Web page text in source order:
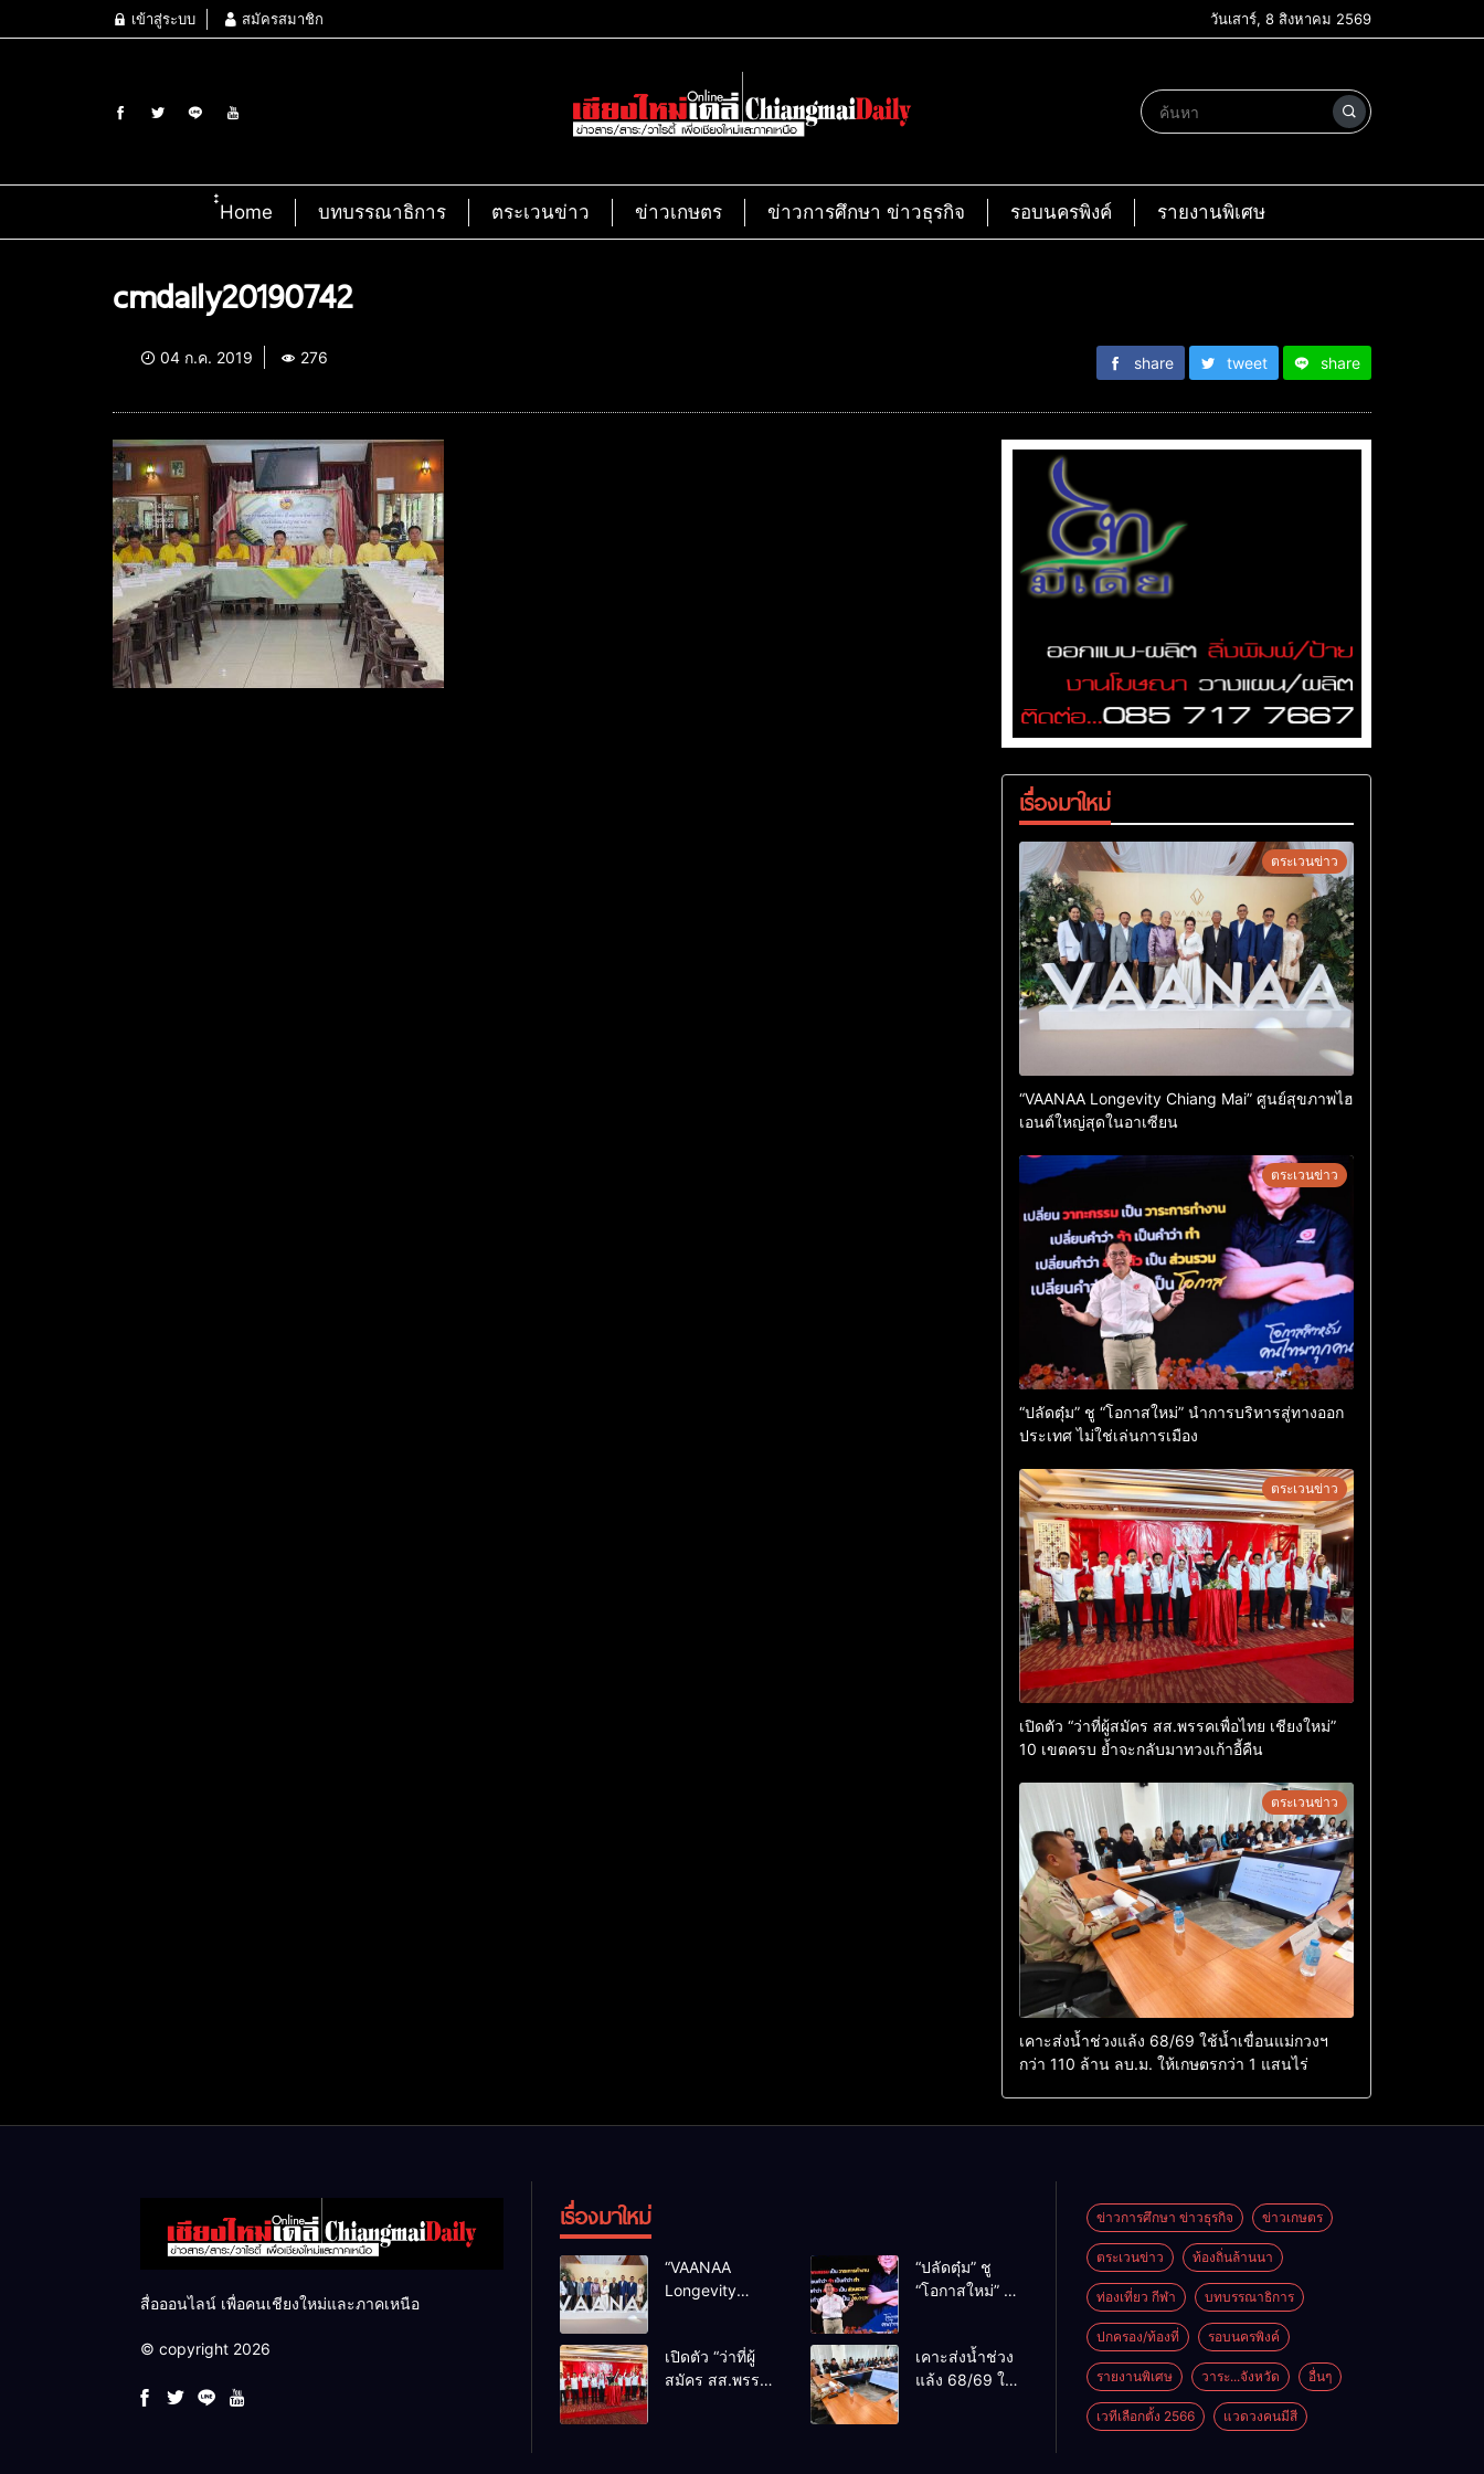
เข้าสู่ระบบ สมัครสมาชิก วันเสาร์, 8 สิงหาคม 2569
๋๋Home บทบรรณาธิการ ตระเวนข่าว ข่าวเกษตร ข่าวการศึกษา ข่าวธุรกิจ รอบนครพิงค์ รายงานพิเศษ
cmdaily20190742
04 ก.ค. 2019 276 share tweet share
เรื่องมาใหม่
ตระเวนข่าว
“VAANAA Longevity Chiang Mai” ศูนย์สุขภาพไฮ
เอนต์ใหญ่สุดในอาเซียน
ตระเวนข่าว
“ปลัดตุ๋ม” ชู “โอกาสใหม่” นำการบริหารสู่ทางออก
ประเทศ ไม่ใช่เล่นการเมือง
ตระเวนข่าว
เปิดตัว “ว่าที่ผู้สมัคร สส.พรรคเพื่อไทย เชียงใหม่”
10 เขตครบ ย้ำจะกลับมาทวงเก้าอี้คืน
ตระเวนข่าว
เคาะส่งน้ำช่วงแล้ง 68/69 ใช้น้ำเขื่อนแม่กวงฯ
กว่า 110 ล้าน ลบ.ม. ให้เกษตรกว่า 1 แสนไร่
สื่อออนไลน์ เพื่อคนเชียงใหม่และภาคเหนือ
© copyright 2026
เรื่องมาใหม่
“VAANAA
Longevity
เอนต์ใหญ่สุดใน
อาเซียน
“ปลัดตุ๋ม” ชู
“โอกาสใหม่” นำ
ไม่ใช่เล่น
การเมือง
เปิดตัว “ว่าที่ผู้
สมัคร สส.พรรค
เคาะส่งน้ำช่วง
แล้ง 68/69 ใช้
ข่าวการศึกษา ข่าวธุรกิจ ข่าวเกษตร
ตระเวนข่าว ท้องถิ่นล้านนา
ท่องเที่ยว กีฬา บทบรรณาธิการ
ปกครอง/ท้องที่ รอบนครพิงค์
รายงานพิเศษ วาระ...จังหวัด อื่นๆ
เวทีเลือกตั้ง 2566 แวดวงคนมีสี